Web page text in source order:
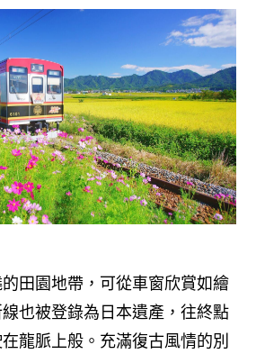
田園地帶，可從車窗欣賞如繪
也被登錄為日本遺產，往終點
龍脈上般。充滿復古風情的別